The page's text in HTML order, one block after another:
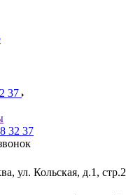
37
32 37
ул. Кольская, д.1, стр.2